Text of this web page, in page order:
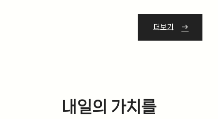
더보기
내일의 가치를